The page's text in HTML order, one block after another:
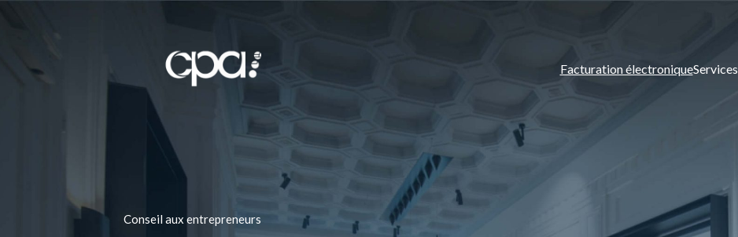
Facturation électroniqueServices
Conseil aux entrepreneurs